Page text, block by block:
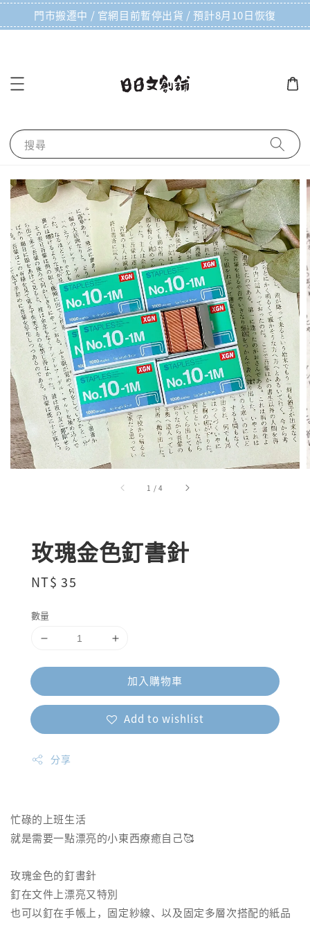
門市搬遷中 / 官網目前暫停出貨 / 預計8月10日恢復
搜尋
1 /4
玫瑰金色釘書針
Regular
NT$ 35
數量
加入購物車
Add to wishlist
分享
忙碌的上班生活
就是需要一點漂亮的小東西療癒自己🥰
玫瑰金色的釘書針
釘在文件上漂亮又特別
也可以釘在手帳上，固定紗線、以及固定多層次搭配的紙品